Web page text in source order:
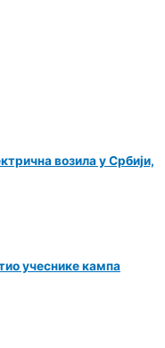
возила у Србији,
учеснике кампа